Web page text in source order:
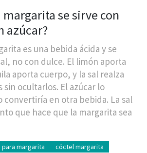
margarita se sirve con
azúcar?
es una bebida ácida y se
no con dulce. El limón aporta
aporta cuerpo, y la sal realza
sin ocultarlos. El azúcar lo
convertiría en otra bebida. La sal
que hace que la margarita sea
para margarita
cóctel margarita